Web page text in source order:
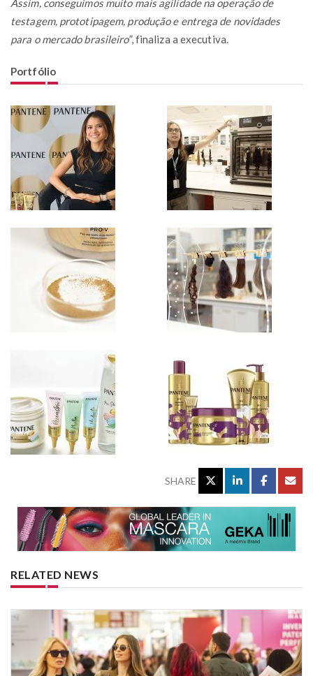
testagem, prototipagem, produção e entrega de novidades
para o mercado brasileiro”, finaliza a executiva.
Portfólio
SHARE
RELATED NEWS